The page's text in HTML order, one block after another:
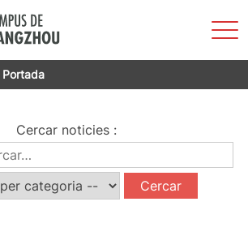
Portada
Cercar noticies :